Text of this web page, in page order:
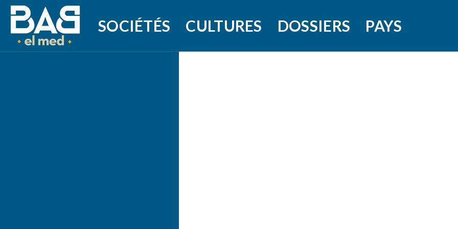
SOCIÉTÉS CULTURES DOSSIERS PAYS